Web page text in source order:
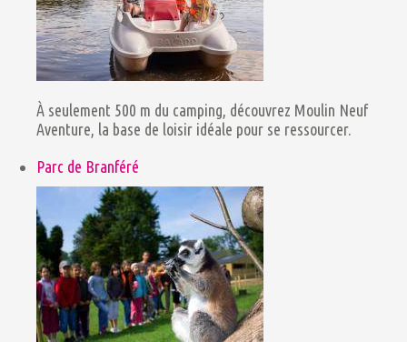
À seulement 500 m du camping, découvrez Moulin Neuf
Aventure, la base de loisir idéale pour se ressourcer.
Parc de Branféré